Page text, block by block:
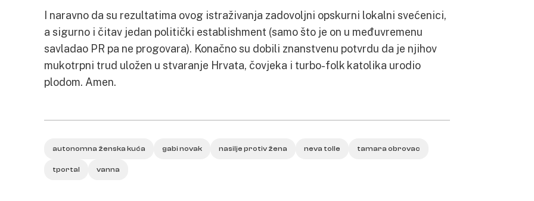
I naravno da su rezultatima ovog istraživanja zadovoljni opskurni lokalni svećenici,
a sigurno i čitav jedan politički establishment (samo što je on u međuvremenu
savladao PR pa ne progovara). Konačno su dobili znanstvenu potvrdu da je njihov
mukotrpni trud uložen u stvaranje Hrvata, čovjeka i turbo-folk katolika urodio
plodom. Amen.
autonomna ženska kuća gabi novak nasilje protiv žena neva tolle tamara obrovac
tportal vanna